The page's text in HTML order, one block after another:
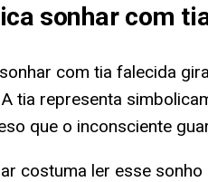
sonhar com
com tia falecida
tia representa
que o inconsciente
costuma ler esse